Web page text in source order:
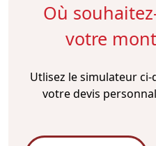
Où
votre
Utlisez le simulateur
votre devis